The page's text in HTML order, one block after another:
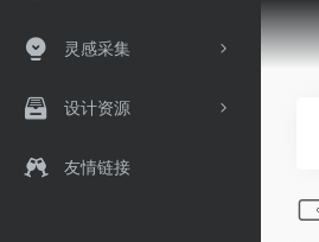
灵感采集
设计资源
友情链接